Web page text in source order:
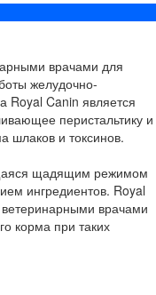
врачами для
желудочно-
Royal Canin является
перистальтику и
шлаков и токсинов.
щадящим режимом
ингредиентов. Royal
врачами
корма при таких